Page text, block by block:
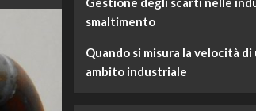
smaltimento
Quando si misura la velocità
ambito industriale